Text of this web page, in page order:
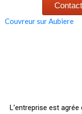
Couvreur sur Aubiere
L’entreprise est agrée